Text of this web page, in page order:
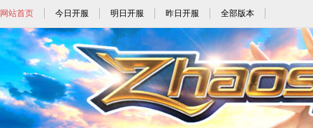
网站首页 今日开服 明日开服 昨日开服 全部版本